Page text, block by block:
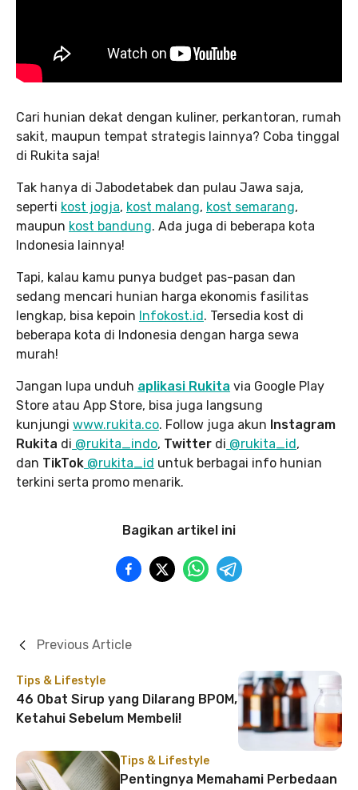
Cari hunian dekat dengan kuliner, perkantoran, rumah
sakit, maupun tempat strategis lainnya? Coba tinggal
di Rukita saja!
Tak hanya di Jabodetabek dan pulau Jawa saja,
seperti kost jogja, kost malang, kost semarang,
maupun kost bandung. Ada juga di beberapa kota
Indonesia lainnya!
Tapi, kalau kamu punya budget pas-pasan dan
sedang mencari hunian harga ekonomis fasilitas
lengkap, bisa kepoin Infokost.id. Tersedia kost di
beberapa kota di Indonesia dengan harga sewa
murah!
Jangan lupa unduh aplikasi Rukita via Google Play
Store atau App Store, bisa juga langsung
kunjungi www.rukita.co. Follow juga akun Instagram
Rukita di @rukita_indo, Twitter di @rukita_id,
dan TikTok @rukita_id untuk berbagai info hunian
terkini serta promo menarik.
Bagikan artikel ini
Tips & Lifestyle
46 Obat Sirup yang Dilarang BPOM,
Ketahui Sebelum Membeli!
Previous Article
Tips & Lifestyle
Pentingnya Memahami Perbedaan